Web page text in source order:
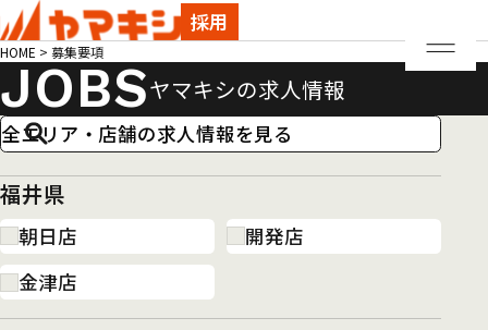
採用
HOME > 募集要項
JOBSヤマキシの求人情報
全エリア・店舗の求人情報を見る
福井県
朝日店
開発店
金津店